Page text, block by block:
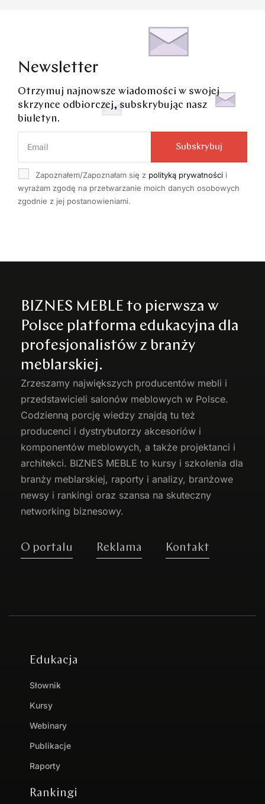
Newsletter
Otrzymuj najnowsze wiadomości w swojej
skrzynce odbiorczej, subskrybując nasz
biuletyn.
Zapoznałem/Zapoznałam się z polityką prywatności i
wyrażam zgodę na przetwarzanie moich danych osobowych
zgodnie z jej postanowieniami.
Subskrybuj
BIZNES MEBLE to pierwsza w
Polsce platforma edukacyjna dla
profesjonalistów z branży
meblarskiej.
Zrzeszamy największych producentów mebli i
przedstawicieli salonów meblowych w Polsce.
Codzienną porcję wiedzy znajdą tu też
producenci i dystrybutorzy akcesoriów i
komponentów meblowych, a także projektanci i
architekci. BIZNES MEBLE to kursy i szkolenia dla
branży meblarskiej, raporty i analizy, branżowe
newsy i rankingi oraz szansa na skuteczny
networking biznesowy.
O portalu Reklama Kontakt
Edukacja
Słownik
Kursy
Webinary
Publikacje
Raporty
Rankingi